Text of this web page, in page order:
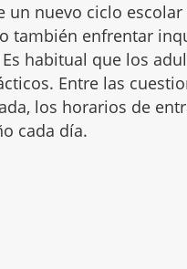
un nuevo ciclo
también enfrentar
Es habitual que los
Entre las
los horarios de
cada día.